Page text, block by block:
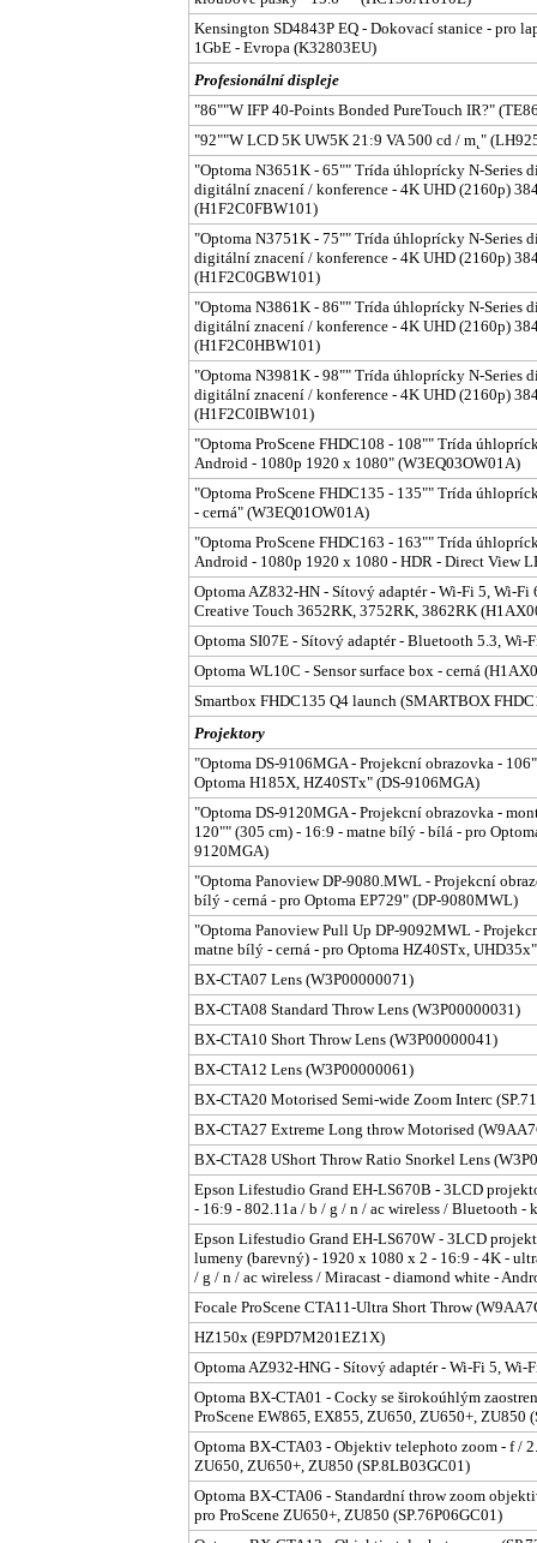
Kensington SD4843P EQ - Dokovací stanice - pro
1GbE - Evropa (K32803EU)
Profesionální displeje
"86""W IFP 40-Points Bonded PureTouch IR?"
"92""W LCD 5K UW5K 21:9 VA 500 cd / m˛"
"Optoma N3651K - 65"" Trída úhloprícky N-Series
digitální znacení / konference - 4K UHD (2160p)
(H1F2C0FBW101)
"Optoma N3751K - 75"" Trída úhloprícky N-Series
digitální znacení / konference - 4K UHD (2160p)
(H1F2C0GBW101)
"Optoma N3861K - 86"" Trída úhloprícky N-Series
digitální znacení / konference - 4K UHD (2160p)
(H1F2C0HBW101)
"Optoma N3981K - 98"" Trída úhloprícky N-Series
digitální znacení / konference - 4K UHD (2160p)
(H1F2C0IBW101)
"Optoma ProScene FHDC108 - 108"" Trída
Android - 1080p 1920 x 1080" (W3EQ03OW01A)
"Optoma ProScene FHDC135 - 135"" Trída
- cerná" (W3EQ01OW01A)
"Optoma ProScene FHDC163 - 163"" Trída
Android - 1080p 1920 x 1080 - HDR - Direct View
Optoma AZ832-HN - Sítový adaptér - Wi-Fi 5, Wi-Fi
Creative Touch 3652RK, 3752RK, 3862RK
Optoma SI07E - Sítový adaptér - Bluetooth 5.3, Wi-
Optoma WL10C - Sensor surface box - cerná
Smartbox FHDC135 Q4 launch (SMARTBOX
Projektory
"Optoma DS-9106MGA - Projekcní obrazovka -
Optoma H185X, HZ40STx" (DS-9106MGA)
"Optoma DS-9120MGA - Projekcní obrazovka -
120"" (305 cm) - 16:9 - matne bílý - bílá - pro
9120MGA)
"Optoma Panoview DP-9080.MWL - Projekcní
bílý - cerná - pro Optoma EP729" (DP-9080MWL)
"Optoma Panoview Pull Up DP-9092MWL -
matne bílý - cerná - pro Optoma HZ40STx,
BX-CTA07 Lens (W3P00000071)
BX-CTA08 Standard Throw Lens (W3P00000031)
BX-CTA10 Short Throw Lens (W3P00000041)
BX-CTA12 Lens (W3P00000061)
BX-CTA20 Motorised Semi-wide Zoom Interc
BX-CTA27 Extreme Long throw Motorised
BX-CTA28 UShort Throw Ratio Snorkel Lens
Epson Lifestudio Grand EH-LS670B - 3LCD
- 16:9 - 802.11a / b / g / n / ac wireless / Bluetooth -
Epson Lifestudio Grand EH-LS670W - 3LCD
lumeny (barevný) - 1920 x 1080 x 2 - 16:9 - 4K -
/ g / n / ac wireless / Miracast - diamond white -
Focale ProScene CTA11-Ultra Short Throw
HZ150x (E9PD7M201EZ1X)
Optoma AZ932-HNG - Sítový adaptér - Wi-Fi 5,
Optoma BX-CTA01 - Cocky se širokoúhlým
ProScene EW865, EX855, ZU650, ZU650+, ZU850
Optoma BX-CTA03 - Objektiv telephoto zoom - f /
ZU650, ZU650+, ZU850 (SP.8LB03GC01)
Optoma BX-CTA06 - Standardní throw zoom
pro ProScene ZU650+, ZU850 (SP.76P06GC01)